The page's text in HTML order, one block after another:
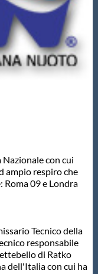
con cui
ampio respiro che
09 e Londra
Tecnico della
responsabile
di Ratko
dell'Italia con cui ha